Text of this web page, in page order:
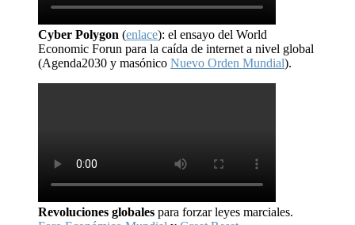
Cyber Polygon (enlace): el ensayo del World
Economic Forun para la caída de internet a nivel global
(Agenda2030 y masónico Nuevo Orden Mundial).
Revoluciones globales para forzar leyes marciales.